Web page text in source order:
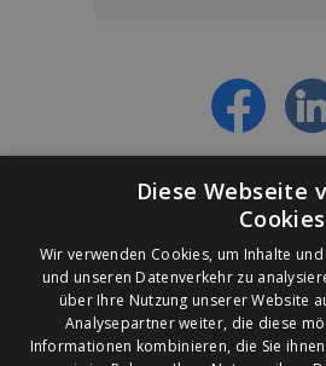
© 2026
Diese Webseite
Wir verwenden Cookies, um Inhalte
und unseren Datenverkehr zu
über Ihre Nutzung unserer Website
Analysepartner weiter, die diese
Informationen kombinieren, die Sie